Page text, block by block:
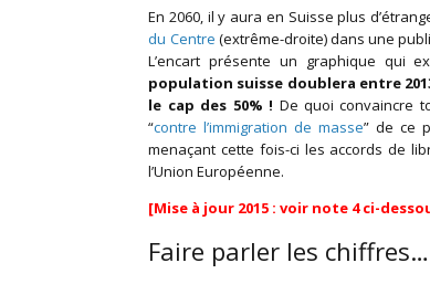
En 2060, il y aura en Suisse plus
du Centre (extrême-droite) dans une
L’encart présente un graphique qui
population suisse doublera entre
le cap des 50% ! De quoi convaincre
“contre l’immigration de masse” de ce
menaçant cette fois-ci les accords de
l’Union Européenne.
[Mise à jour 2015 : voir note 4 ci-
Faire parler les